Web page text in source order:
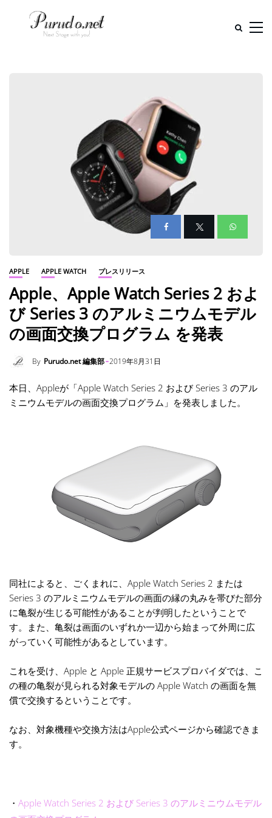
APPLE APPLE WATCH プレスリリース
Apple、Apple Watch Series 2 およ
び Series 3 のアルミニウムモデル
の画面交換プログラム を発表
By Purudo.net 編集部 2019年8月31日
本日、Appleが「Apple Watch Series 2 および Series 3 のアル
ミニウムモデルの画面交換プログラム」を発表しました。
同社によると、ごくまれに、Apple Watch Series 2 または
Series 3 のアルミニウムモデルの画面の縁の丸みを帯びた部分
に亀裂が生じる可能性があることが判明したということで
す。また、亀裂は画面のいずれか一辺から始まって外周に広
がっていく可能性があるとしています。
これを受け、Apple と Apple 正規サービスプロバイダでは、こ
の種の亀裂が見られる対象モデルの Apple Watch の画面を無
償で交換するということです。
なお、対象機種や交換方法はApple公式ページから確認できま
す。
・ Apple Watch Series 2 および Series 3 のアルミニウムモデル